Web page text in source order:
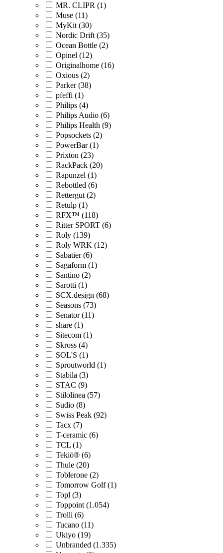
MR. CLIPR (1)
Muse (11)
MyKit (30)
Nordic Drift (35)
Ocean Bottle (2)
Opinel (12)
Originalhome (16)
Oxious (2)
Parker (38)
pfeffi (1)
Philips (4)
Philips Audio (6)
Philips Health (9)
Popsockets (2)
PowerBar (1)
Prixton (23)
RackPack (20)
Rapunzel (1)
Rebottled (6)
Rettergut (2)
Retulp (1)
RFX™ (118)
Ritter SPORT (6)
Roly (139)
Roly WRK (12)
Sabatier (6)
Sagaform (1)
Santino (2)
Sarotti (1)
SCX.design (68)
Seasons (73)
Senator (11)
share (1)
Sitecom (1)
Skross (4)
SOL'S (1)
Sproutworld (1)
Stabila (3)
STAC (9)
Stilolinea (57)
Sudio (8)
Swiss Peak (92)
Tacx (7)
T-ceramic (6)
TCL (1)
Tekiō® (6)
Thule (20)
Toblerone (2)
Tomorrow Golf (1)
Topl (3)
Toppoint (1.054)
Trolli (6)
Tucano (11)
Ukiyo (19)
Unbranded (1.335)